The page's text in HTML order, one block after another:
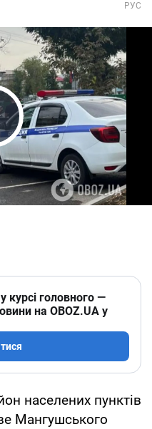
РУС
Video
курсі головного —
на OBOZ.UA у
населених пунктів
Мангушського